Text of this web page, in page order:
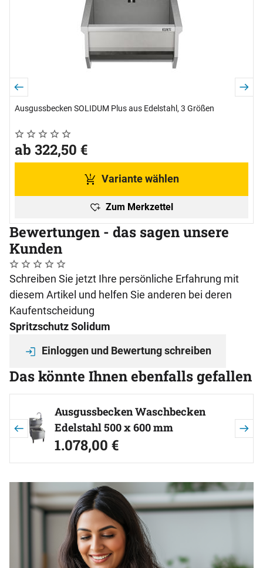
Ausgussbecken SOLIDUM Plus aus Edelstahl, 3 Größen
Noch keine Bewertungen abgegeben
0 Bewertungen
ab:
ab 322,50 €
Variante wählen
Zum Merkzettel
Bewertungen - das sagen unsere
Kunden
Noch keine Bewertungen abgegeben
0 Bewertungen
Schreiben Sie jetzt Ihre persönliche Erfahrung mit
diesem Artikel und helfen Sie anderen bei deren
Kaufentscheidung
Spritzschutz Solidum
Einloggen und Bewertung schreiben
Das könnte Ihnen ebenfalls gefallen
Artikel überspringen
Ausgussbecken Waschbecken
Edelstahl 500 x 600 mm
1.078,00 €